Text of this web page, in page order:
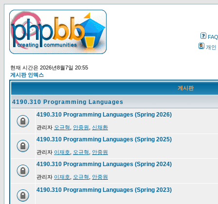
FAQ
개인
현재 시간은 2026년8월7일 20:55
게시판 인덱스
게시판
4190.310 Programming Languages
4190.310 Programming Languages (Spring 2026)
관리자 오규혁 안중원 신채환
4190.310 Programming Languages (Spring 2025)
관리자 이재호 오규혁 안중원
4190.310 Programming Languages (Spring 2024)
관리자 이재호 오규혁 안중원
4190.310 Programming Languages (Spring 2023)